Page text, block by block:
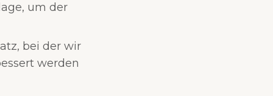
um der
bei der wir
werden